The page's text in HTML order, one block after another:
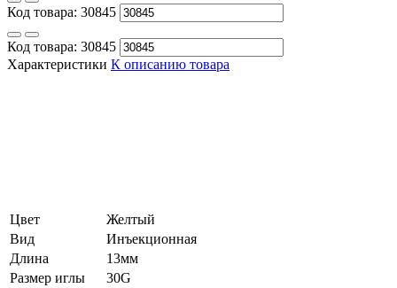
Код товара: 30845
Код товара: 30845
Характеристики К описанию товара
Цвет
Желтый
Вид
Инъекционная
Длина
13мм
Размер иглы
30G